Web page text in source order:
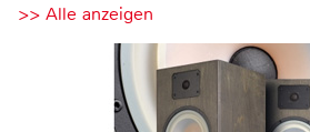
>> Alle anzeigen